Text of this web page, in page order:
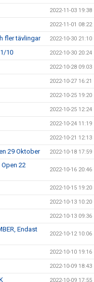
2022-11-03 19:38
2022-11-01 08:22
fler tävlingar 2022-10-30 21:10
10 2022-10-30 20:24
2022-10-28 09:03
2022-10-27 16:21
2022-10-25 19:20
2022-10-25 12:24
2022-10-24 11:19
2022-10-21 12:13
29 Oktober 2022-10-18 17:59
22
2022-10-16 20:46
2022-10-15 19:20
2022-10-13 10:20
2022-10-13 09:36
Endast
2022-10-12 10:06
2022-10-10 19:16
2022-10-09 18:43
2022-10-09 17:55